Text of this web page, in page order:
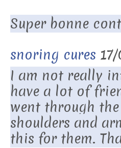
Super bonne
snoring cures
I am not really
have a lot of
went through
shoulders and
this for them.